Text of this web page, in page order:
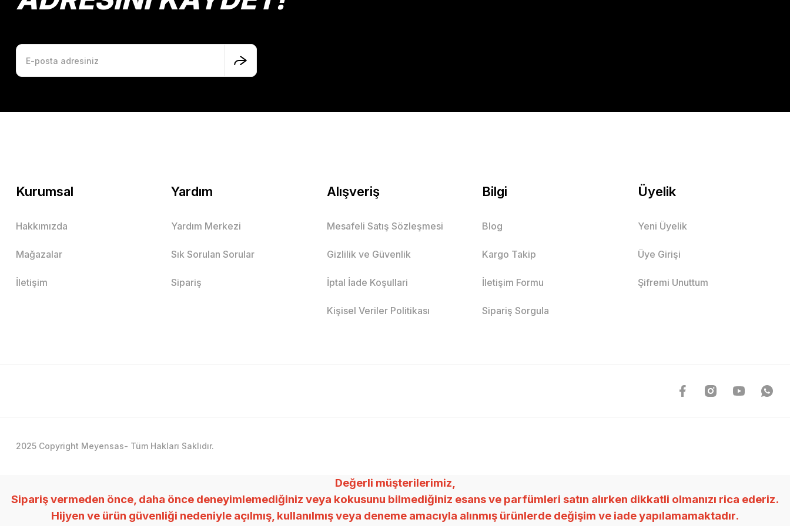
Kurumsal
Hakkımızda
Mağazalar
İletişim
Yardım
Yardım Merkezi
Sık Sorulan Sorular
Sipariş
Alışveriş
Mesafeli Satış Sözleşmesi
Gizlilik ve Güvenlik
İptal İade Koşullari
Kişisel Veriler Politikası
Bilgi
Blog
Kargo Takip
İletişim Formu
Sipariş Sorgula
Üyelik
Yeni Üyelik
Üye Girişi
Şifremi Unuttum
2025 Copyright Meyensas- Tüm Hakları Saklıdır.
Değerli müşterilerimiz,
Sipariş vermeden önce, daha önce deneyimlemediğiniz veya kokusunu bilmediğiniz esans ve parfümleri satın alırken dikkatli olmanızı rica ederiz.
Hijyen ve ürün güvenliği nedeniyle açılmış, kullanılmış veya deneme amacıyla alınmış ürünlerde değişim ve iade yapılamamaktadır.